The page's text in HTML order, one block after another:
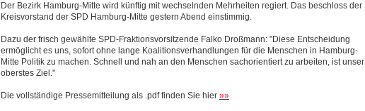
Der Bezirk Hamburg-Mitte wird künftig mit wechselnden Mehrheiten regiert. Das beschloss der
Kreisvorstand der SPD Hamburg-Mitte gestern Abend einstimmig.
Dazu der frisch gewählte SPD-Fraktionsvorsitzende Falko Droßmann: "Diese Entscheidung
ermöglicht es uns, sofort ohne lange Koalitionsverhandlungen für die Menschen in Hamburg-
Mitte Politik zu machen. Schnell und nah an den Menschen sachorientiert zu arbeiten, ist unser
oberstes Ziel."
Die vollständige Pressemitteilung als .pdf finden Sie hier »»